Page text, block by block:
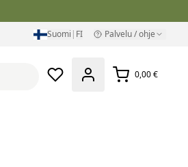
Suomi | FI Palvelu / ohje
0,00 €